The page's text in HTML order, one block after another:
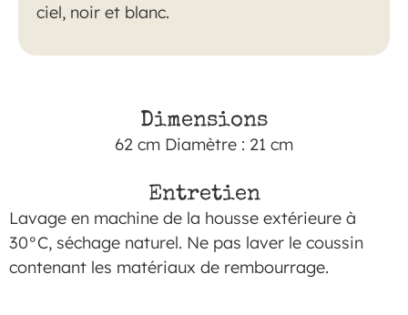
ciel, noir et blanc.
Dimensions
62 cm Diamètre : 21 cm
Entretien
Lavage en machine de la housse extérieure à
30°C, séchage naturel. Ne pas laver le coussin
contenant les matériaux de rembourrage.